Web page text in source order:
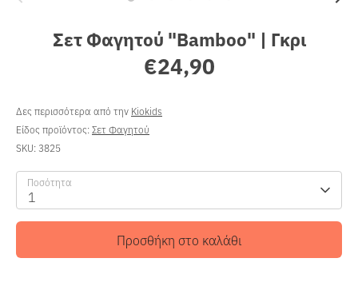
Σετ Φαγητού "Bamboo" | Γκρι
€24,90
Δες περισσότερα από την Kiokids
Είδος προϊόντος:Σετ Φαγητού
SKU: 3825
Ποσότητα
1
Προσθήκη στο καλάθι